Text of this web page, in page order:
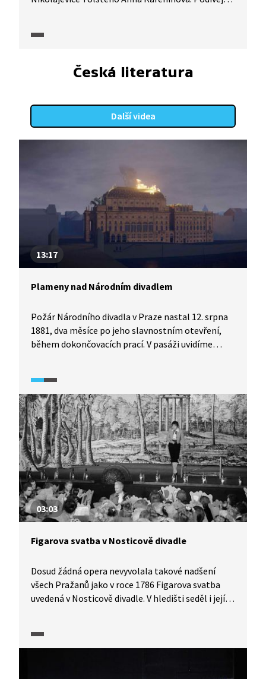
Česká literatura
Další videa
13:17
Plameny nad Národním divadlem
Požár Národního divadla v Praze nastal 12. srpna
1881, dva měsíce po jeho slavnostním otevření,
během dokončovacích prací. V pasáži uvidíme
a to i sousedící Prozatímní divadlo. Oheň však
zcela zničil střechu divadla, hlediště i jeviště
včetně dekorací k chystané premiéře opery Libuše.
03:03
Figarova svatba v Nosticově divadle
Dosud žádná opera nevyvolala takové nadšení
všech Pražanů jako v roce 1786 Figarova svatba
uvedená v Nosticově divadle. V hledišti seděl i její
Věk podle stejnojmenného románu Aloise Jiráska